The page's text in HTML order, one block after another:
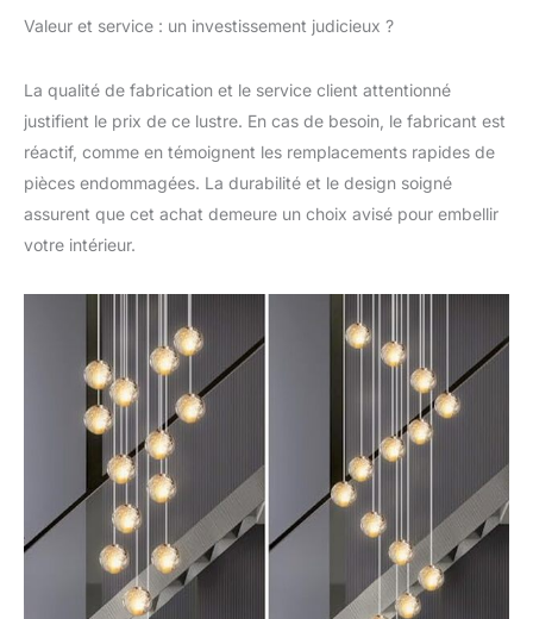
besoin d'une gradation
ampoules à intensité
variable G4 et un
variateur et engager un
électricien
l'installer . ★ Garantie
notre principale
préoccupation.
N'hésitez pas à nous
contacter en cas de
Valeur et service : un investissement judicieux ?
La qualité de fabrication et le service client attentionné
justifient le prix de ce lustre. En cas de besoin, le fabricant est
réactif, comme en témoignent les remplacements rapides de
pièces endommagées. La durabilité et le design soigné
assurent que cet achat demeure un choix avisé pour embellir
votre intérieur.